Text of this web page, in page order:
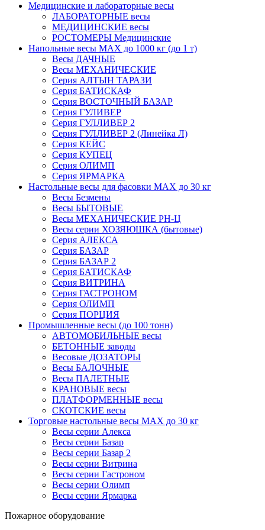
Медицинские и лабораторные весы
ЛАБОРАТОРНЫЕ весы
МЕДИЦИНСКИЕ весы
РОСТОМЕРЫ Медицинские
Напольные весы MAX до 1000 кг (до 1 т)
Весы ДАЧНЫЕ
Весы МЕХАНИЧЕСКИЕ
Серия АЛТЫН ТАРАЗИ
Серия БАТИСКАФ
Серия ВОСТОЧНЫЙ БАЗАР
Серия ГУЛИВЕР
Серия ГУЛЛИВЕР 2
Серия ГУЛЛИВЕР 2 (Линейка Л)
Серия КЕЙС
Серия КУПЕЦ
Серия ОЛИМП
Серия ЯРМАРКА
Настольные весы для фасовки MAX до 30 кг
Весы Безмены
Весы БЫТОВЫЕ
Весы МЕХАНИЧЕСКИЕ РН-Ц
Весы серии ХОЗЯЮШКА (бытовые)
Серия АЛЕКСА
Серия БАЗАР
Серия БАЗАР 2
Серия БАТИСКАФ
Серия ВИТРИНА
Серия ГАСТРОНОМ
Серия ОЛИМП
Серия ПОРЦИЯ
Промышленные весы (до 100 тонн)
АВТОМОБИЛЬНЫЕ весы
БЕТОННЫЕ заводы
Весовые ДОЗАТОРЫ
Весы БАЛОЧНЫЕ
Весы ПАЛЕТНЫЕ
КРАНОВЫЕ весы
ПЛАТФОРМЕННЫЕ весы
СКОТСКИЕ весы
Торговые настольные весы MAX до 30 кг
Весы серии Алекса
Весы серии Базар
Весы серии Базар 2
Весы серии Витрина
Весы серии Гастроном
Весы серии Олимп
Весы серии Ярмарка
Пожарное оборудование